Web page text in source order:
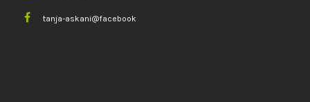
tanja-askani@facebook